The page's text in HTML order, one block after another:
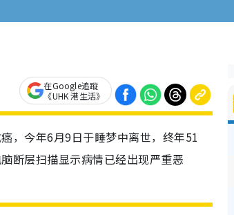
在Google追蹤
《UHK 港生活》
，今年6月9日于睡梦中离世，终年51
断层扫描显示病情已经出现严重恶